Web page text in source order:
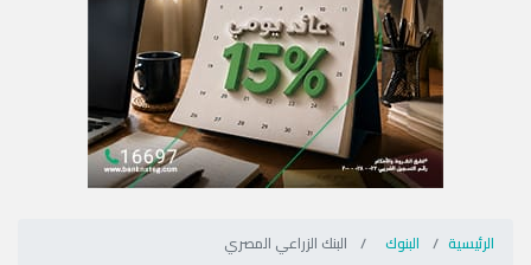
الرئيسية البنوك البنك الزراعي المصري